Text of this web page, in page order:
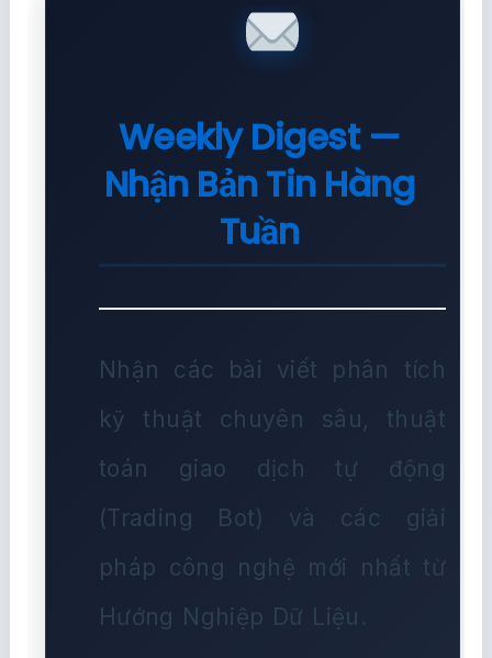
Weekly Digest —
Nhận Bản Tin Hàng
Tuần
Nhận các bài viết phân tích
kỹ thuật chuyên sâu, thuật
toán giao dịch tự động
(Trading Bot) và các giải
pháp công nghệ mới nhất từ
Hướng Nghiệp Dữ Liệu.